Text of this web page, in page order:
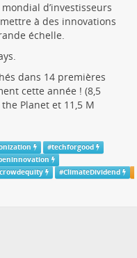
d’investisseurs
à des innovations
échelle.
dans 14 premières
cette année ! (8,5
Planet et 11,5 M
#techforgood
crowdequity #ClimateDividend